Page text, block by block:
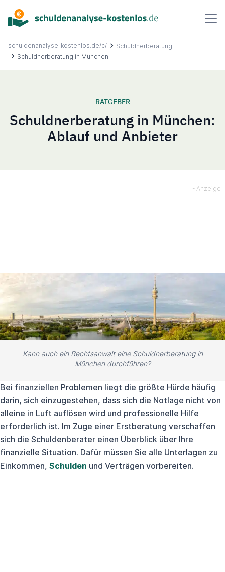
springen
schuldenanalyse-kostenlos.de/c/
Schuldnerberatung
Schuldnerberatung in München
RATGEBER
Schuldnerberatung in München:
Ablauf und Anbieter
Kann auch ein Rechtsanwalt eine Schuldnerberatung in
München durchführen?
Bei finanziellen Problemen liegt die größte Hürde häufig
darin, sich einzugestehen, dass sich die Notlage nicht von
alleine in Luft auflösen wird und professionelle Hilfe
erforderlich ist. Im Zuge einer Erstberatung verschaffen
sich die Schuldenberater einen Überblick über Ihre
finanzielle Situation. Dafür müssen Sie alle Unterlagen zu
Einkommen, Schulden und Verträgen vorbereiten.